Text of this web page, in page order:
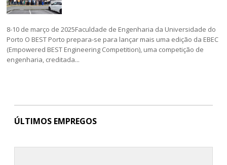
8-10 de março de 2025Faculdade de Engenharia da Universidade do
Porto O BEST Porto prepara-se para lançar mais uma edição da EBEC
(Empowered BEST Engineering Competition), uma competição de
engenharia, creditada...
ÚLTIMOS EMPREGOS